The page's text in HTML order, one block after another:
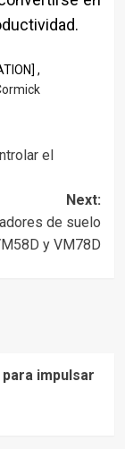
,
el
Next:
de suelo
y VM78D
impulsar